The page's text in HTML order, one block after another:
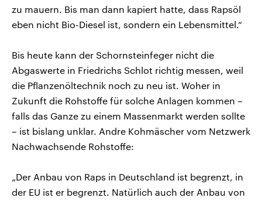
zu mauern. Bis man dann kapiert hatte, dass Rapsöl
eben nicht Bio-Diesel ist, sondern ein Lebensmittel.“
Bis heute kann der Schornsteinfeger nicht die
Abgaswerte in Friedrichs Schlot richtig messen, weil
die Pflanzenöltechnik noch zu neu ist. Woher in
Zukunft die Rohstoffe für solche Anlagen kommen –
falls das Ganze zu einem Massenmarkt werden sollte
– ist bislang unklar. Andre Kohmäscher vom Netzwerk
Nachwachsende Rohstoffe:
„Der Anbau von Raps in Deutschland ist begrenzt, in
der EU ist er begrenzt. Natürlich auch der Anbau von